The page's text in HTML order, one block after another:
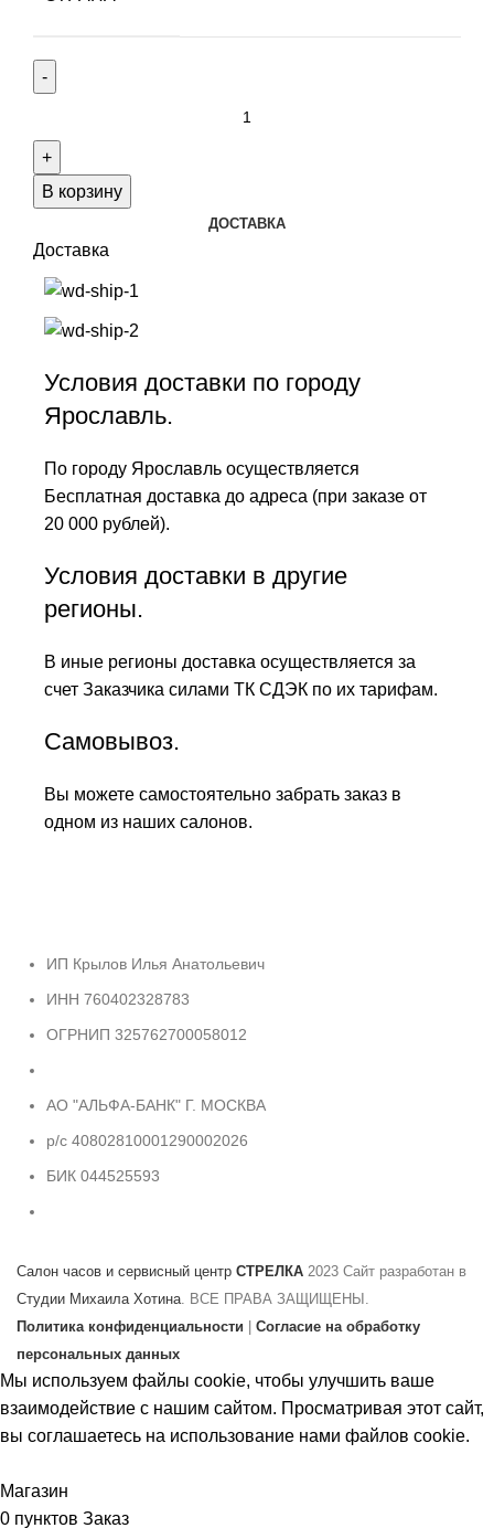
В корзину
ДОСТАВКА
Доставка
Условия доставки по городу
Ярославль.
По городу Ярославль осуществляется
Бесплатная доставка до адреса (при заказе от
20 000 рублей).
Условия доставки в другие
регионы.
В иные регионы доставка осуществляется за
счет Заказчика силами ТК СДЭК по их тарифам.
Самовывоз.
Вы можете самостоятельно забрать заказ в
одном из наших салонов.
ИП Крылов Илья Анатольевич
ИНН 760402328783
ОГРНИП 325762700058012
АО "АЛЬФА-БАНК" Г. МОСКВА
р/с 40802810001290002026
БИК 044525593
Салон часов и сервисный центр СТРЕЛКА 2023 Сайт разработан в
Студии Михаила Хотина . ВСЕ ПРАВА ЗАЩИЩЕНЫ.
Политика конфиденциальности
Согласие на обработку
персональных данных
Мы используем файлы cookie, чтобы улучшить ваше
взаимодействие с нашим сайтом. Просматривая этот сайт,
вы соглашаетесь на использование нами файлов cookie.
Магазин
0 пунктов Заказ